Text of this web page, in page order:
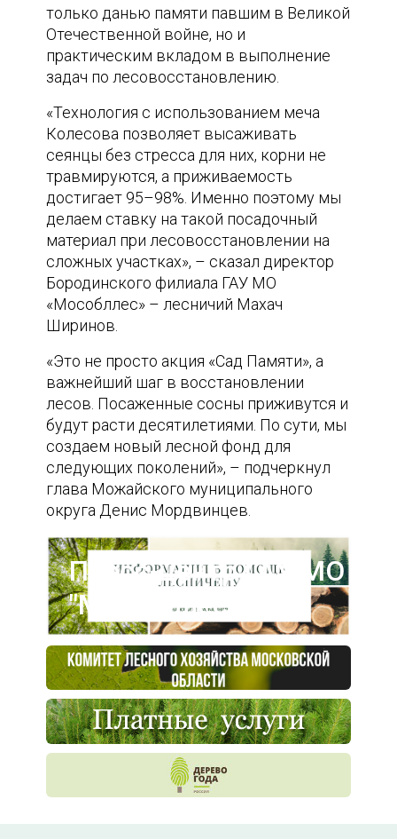
только данью памяти павшим в Великой
Отечественной войне, но и
практическим вкладом в выполнение
задач по лесовосстановлению.
«Технология с использованием меча
Колесова позволяет высаживать
сеянцы без стресса для них, корни не
травмируются, а приживаемость
достигает 95–98%. Именно поэтому мы
делаем ставку на такой посадочный
материал при лесовосстановлении на
сложных участках», – сказал директор
Бородинского филиала ГАУ МО
«Мособллес» – лесничий Махач
Ширинов.
«Это не просто акция «Сад Памяти», а
важнейший шаг в восстановлении
лесов. Посаженные сосны приживутся и
будут расти десятилетиями. По сути, мы
создаем новый лесной фонд для
следующих поколений», – подчеркнул
глава Можайского муниципального
округа Денис Мордвинцев.
Пресс-центр ГАУ МО
"Мособллес"